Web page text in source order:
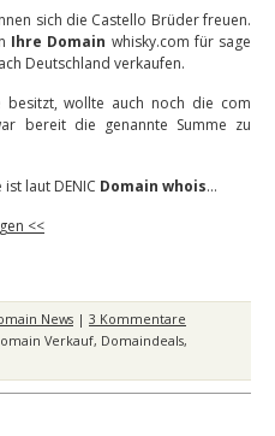
sich die Castello Brüder freuen.
Ihre Domain whisky.com für sage
Deutschland verkaufen.
besitzt, wollte auch noch die com
bereit die genannte Summe zu
laut DENIC Domain whois…
<<
News | 3 Kommentare
Verkauf, Domaindeals,